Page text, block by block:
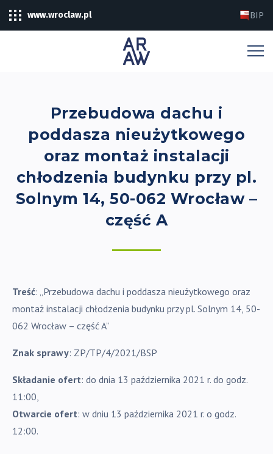
www.wroclaw.pl BIP
Przebudowa dachu i
poddasza nieużytkowego
oraz montaż instalacji
chłodzenia budynku przy pl.
Solnym 14, 50-062 Wrocław –
część A
Treść: „Przebudowa dachu i poddasza nieużytkowego oraz
montaż instalacji chłodzenia budynku przy pl. Solnym 14, 50-
062 Wrocław – część A”
Znak sprawy: ZP/TP/4/2021/BSP
Składanie ofert: do dnia 13 października 2021 r. do godz.
11:00,
Otwarcie ofert: w dniu 13 października 2021 r. o godz.
12:00.